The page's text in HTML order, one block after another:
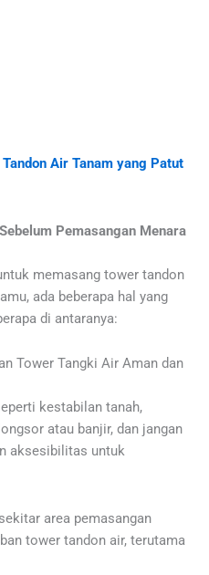
Air Tanam yang Patut
Pemasangan Menara
memasang tower tandon
ada beberapa hal yang
di antaranya:
Tower Tangki Air Aman dan
kestabilan tanah,
atau banjir, dan jangan
aksesibilitas untuk
area pemasangan
tower tandon air, terutama